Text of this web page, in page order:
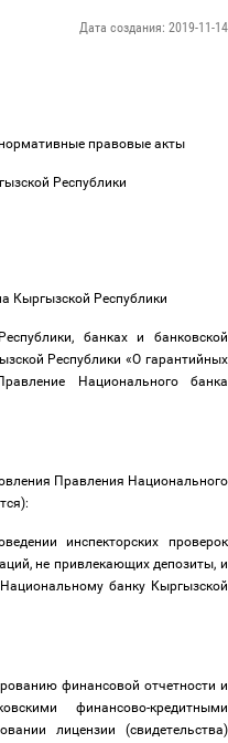
Дата создания: 2019-11-14
правовые акты
Республики
Кыргызской Республики
банках и банковской
Республики «О гарантийных
Национального банка
Правления Национального
инспекторских проверок
не привлекающих депозиты, и
банку Кыргызской
финансовой отчетности и
финансово-кредитными
лицензии (свидетельства)